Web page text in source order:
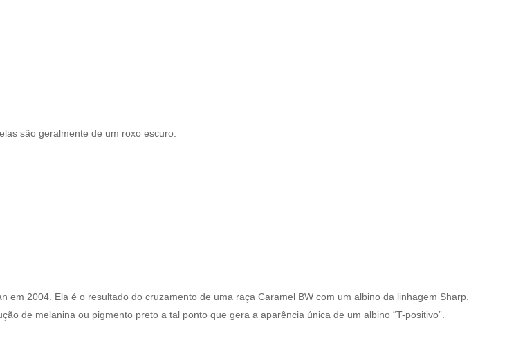
são geralmente de um roxo escuro.
2004. Ela é o resultado do cruzamento de uma raça Caramel BW com um albino da linhagem Sharp.
de melanina ou pigmento preto a tal ponto que gera a aparência única de um albino “T-positivo”.